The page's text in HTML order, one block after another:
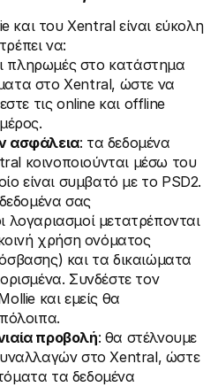
του Xentral είναι εύκολη
να:
πληρωμές στο κατάστημα
στο Xentral, ώστε να
τις online και offline
ασφάλεια: τα δεδομένα
κοινοποιούνται μέσω του
είναι συμβατό με το PSD2.
σας
λογαριασμοί μετατρέπονται
χρήση ονόματος
και τα δικαιώματα
Συνδέστε τον
και εμείς θα
προβολή: θα στέλνουμε
στο Xentral, ώστε
τα δεδομένα